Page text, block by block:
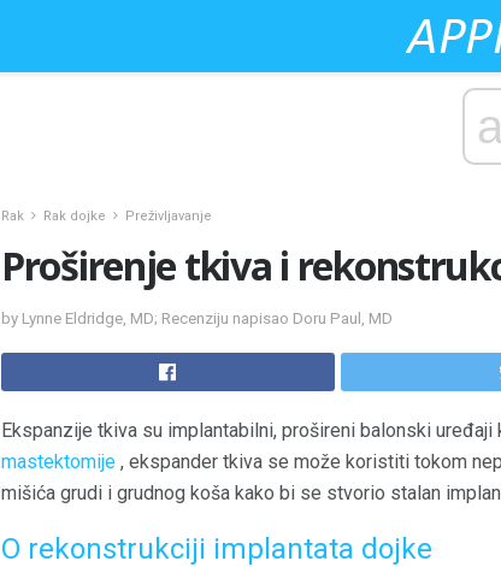
Rak Rak dojke Preživljavanje
Proširenje tkiva i
by Lynne Eldridge, MD; Recenziju napisao Doru Paul, MD
Ekspanzije tkiva su implantabilni, prošireni balonski uređaji
mastektomije , ekspander tkiva se može koristiti tokom
mišića grudi i grudnog koša kako bi se stvorio stalan
O rekonstrukciji implantata dojke